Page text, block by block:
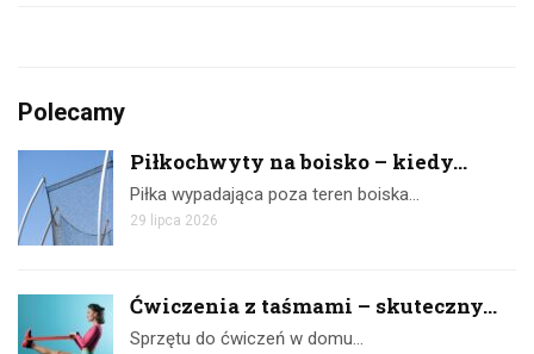
Polecamy
Piłkochwyty na boisko – kiedy...
Piłka wypadająca poza teren boiska…
29 lipca 2026
Ćwiczenia z taśmami – skuteczny...
Sprzętu do ćwiczeń w domu…